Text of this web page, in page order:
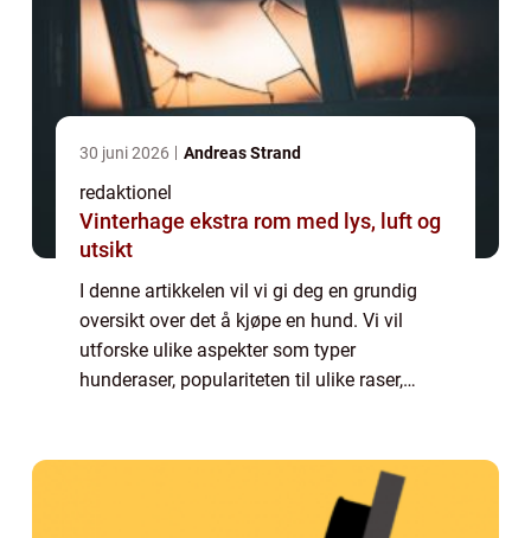
30 juni 2026 Andreas Strand
redaktionel
Vinterhage ekstra rom med lys, luft og
utsikt
I denne artikkelen vil vi gi deg en grundig
oversikt over det å kjøpe en hund. Vi vil
utforske ulike aspekter som typer
hunderaser, populariteten til ulike raser,